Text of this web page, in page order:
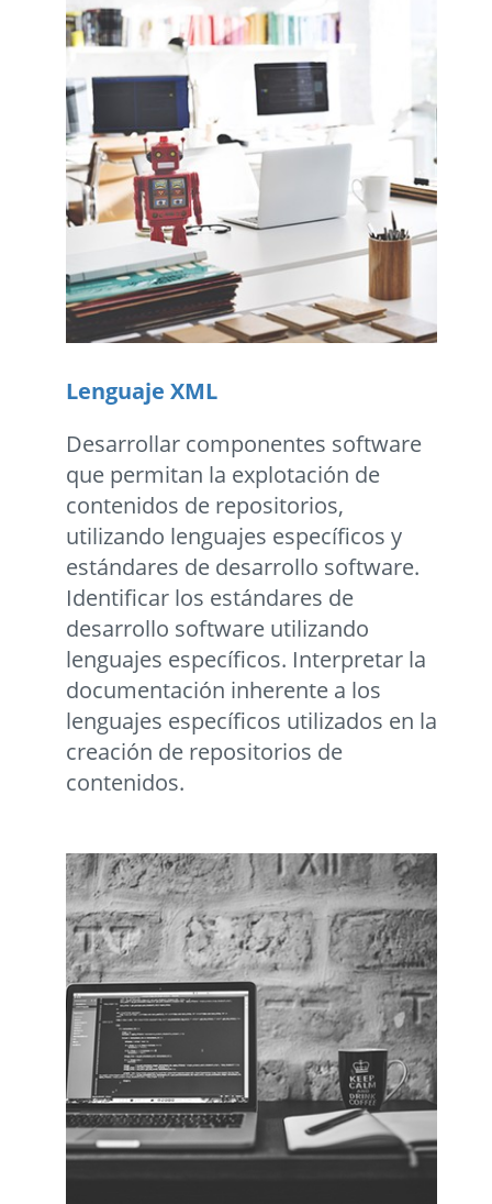
Lenguaje XML
Desarrollar componentes software
que permitan la explotación de
contenidos de repositorios,
utilizando lenguajes específicos y
estándares de desarrollo software.
Identificar los estándares de
desarrollo software utilizando
lenguajes específicos. Interpretar la
documentación inherente a los
lenguajes específicos utilizados en la
creación de repositorios de
contenidos.